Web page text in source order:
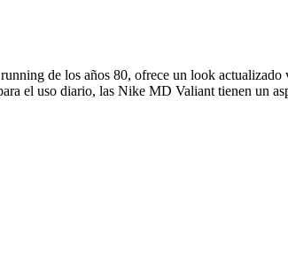
de los años 80, ofrece un look actualizado
el uso diario, las Nike MD Valiant tienen un